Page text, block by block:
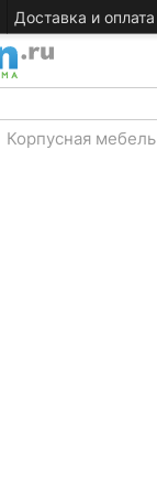
Доставка и оплата
Корпусная мебель